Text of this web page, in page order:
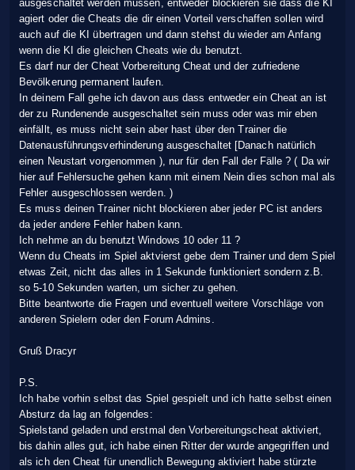
ausgeschaltet werden müssen, entweder blockieren sie dass die KI
agiert oder die Cheats die dir einen Vorteil verschaffen sollen wird
auch auf die KI übertragen und dann stehst du wieder am Anfang
wenn die KI die gleichen Cheats wie du benutzt.
Es darf nur der Cheat Vorbereitung Cheat und der zufriedene
Bevölkerung permanent laufen.
In deinem Fall gehe ich davon aus dass entweder ein Cheat an ist
der zu Rundenende ausgeschaltet sein muss oder was mir eben
einfällt, es muss nicht sein aber hast über den Trainer die
Datenausführungsverhinderung ausgeschaltet [Danach natürlich
einen Neustart vorgenommen ), nur für den Fall der Fälle ? ( Da wir
hier auf Fehlersuche gehen kann mit einem Nein dies schon mal als
Fehler ausgeschlossen werden. )
Es muss deinen Trainer nicht blockieren aber jeder PC ist anders
da jeder andere Fehler haben kann.
Ich nehme an du benutzt Windows 10 oder 11 ?
Wenn du Cheats im Spiel aktvierst gebe dem Trainer und dem Spiel
etwas Zeit, nicht das alles in 1 Sekunde funktioniert sondern z.B.
so 5-10 Sekunden warten, um sicher zu gehen.
Bitte beantworte die Fragen und eventuell weitere Vorschläge von
anderen Spielern oder den Forum Admins.
Gruß Dracyr
P.S.
Ich habe vorhin selbst das Spiel gespielt und ich hatte selbst einen
Absturz da lag an folgendes:
Spielstand geladen und erstmal den Vorbereitungscheat aktiviert,
bis dahin alles gut, ich habe einen Ritter der wurde angegriffen und
als ich den Cheat für unendlich Bewegung aktiviert habe stürzte